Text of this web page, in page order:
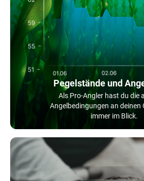
Pegelstände und
Als Pro-Angler hast du die
Angelbedingungen an deinen
immer im Blick.